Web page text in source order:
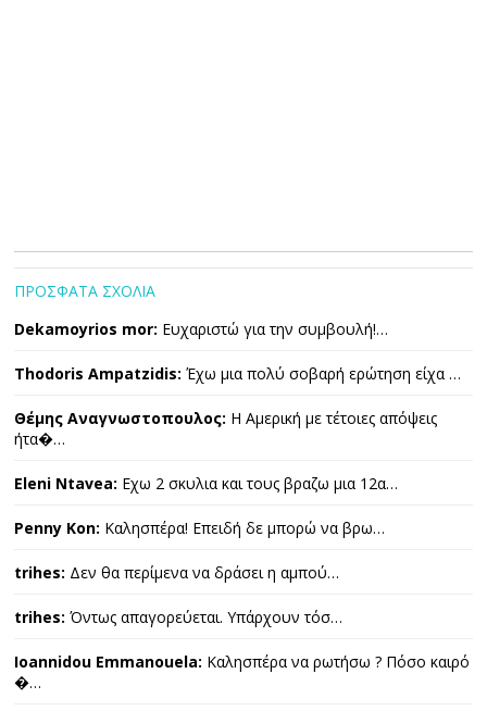
ΠΡΟΣΦΑΤΑ ΣΧΟΛΙΑ
Dekamoyrios mor: Ευχαριστώ για την συμβουλή!…
Thodoris Ampatzidis: Έχω μια πολύ σοβαρή ερώτηση είχα …
Θέμης Αναγνωστοπουλος: Η Αμερική με τέτοιες απόψεις
ήτα�…
Eleni Ntavea: Εχω 2 σκυλια και τους βραζω μια 12α…
Penny Kon: Καλησπέρα! Επειδή δε μπορώ να βρω…
trihes: Δεν θα περίμενα να δράσει η αμπού…
trihes: Όντως απαγορεύεται. Υπάρχουν τόσ…
Ioannidou Emmanouela: Καλησπέρα να ρωτήσω ? Πόσο καιρό
�…